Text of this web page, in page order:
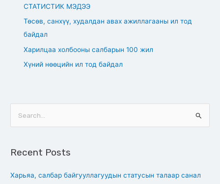
СТАТИСТИК МЭДЭЭ
Төсөв, санхүү, худалдан авах ажиллагааны ил тод
байдал
Харилцаа холбооны салбарын 100 жил
Хүний нөөцийн ил тод байдал
rRecent Posts
Харьяа, салбар байгууллагуудын статусын талаар санал